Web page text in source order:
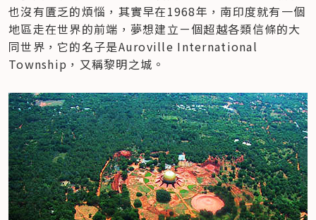
也沒有匱乏的煩惱，其實早在1968年，南印度就有一個
地區走在世界的前端，夢想建立ㄧ個超越各類信條的大
同世界，它的名子是Auroville International
Township，又稱黎明之城。